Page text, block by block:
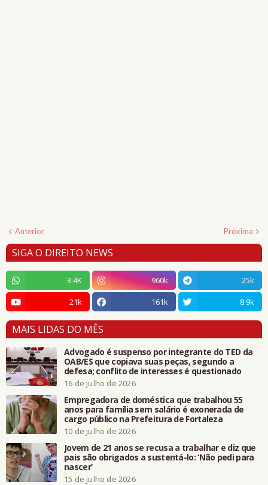
Anterior Próxima
SIGA O DIREITO NEWS
3.4K 960k
25k
21k
161k 8.9k
MAIS LIDAS DO MÊS
Advogado é suspenso por integrante do TED da
OAB/ES que copiava suas peças, segundo a
defesa; conflito de interesses é questionado
16 de julho de 2026
Empregadora de doméstica que trabalhou 55
anos para família sem salário é exonerada de
cargo público na Prefeitura de Fortaleza
10 de julho de 2026
Jovem de 21 anos se recusa a trabalhar e diz que
pais são obrigados a sustentá-lo: ‘Não pedi para
nascer’
15 de julho de 2026